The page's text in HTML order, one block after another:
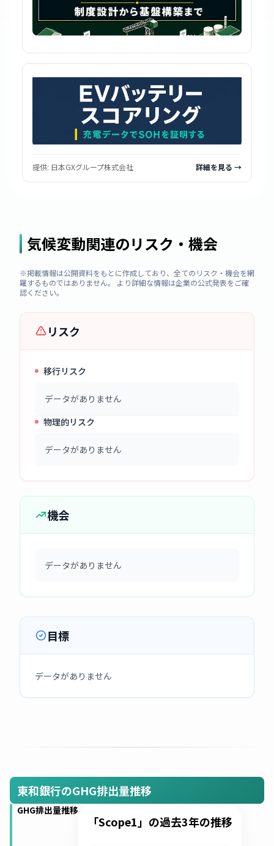
提供: 日本GXグループ株式会社 詳細を見る →
気候変動関連のリスク・機会
※掲載情報は公開資料をもとに作成しており、全てのリスク・機会を網
羅するものではありません。 より詳細な情報は企業の公式発表をご確
認ください。
リスク
移行リスク
データがありません
物理的リスク
データがありません
機会
データがありません
目標
データがありません
東和銀行のGHG排出量推移
GHG排出量推移
「Scope1」の過去3年の推移